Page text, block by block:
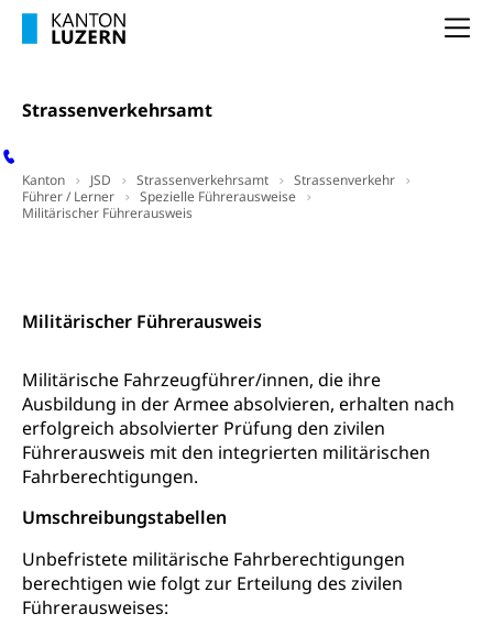
Strassenverkehrsamt
Kanton JSD Strassenverkehrsamt
Strassenverkehr
Führer / Lerner
Spezielle Führerausweise
Militärischer Führerausweis
Militärischer Führerausweis
Militärische Fahrzeugführer/innen, die ihre
Ausbildung in der Armee absolvieren, erhalten nach
erfolgreich absolvierter Prüfung den zivilen
Führerausweis mit den integrierten militärischen
Fahrberechtigungen.
Umschreibungstabellen
Unbefristete militärische Fahrberechtigungen
berechtigen wie folgt zur Erteilung des zivilen
Führerausweises:
Schuldienste
Schulliste
Fachhochschule Zentralschweiz, HSLU,
Pädagogische Hochschule Luzern, PH Luzern, UniLU,
Fachstelle Hochschulbildung
Kindertagesstätte, Spielgruppe, Tagesmutter,
Freiwilliges Kindergarten Jahr
Frühe Sprachförderung
Frühe Förderung
Konsumentenrechte, Produktsicherheit,
Preisüberwachung, Preisüberwacher,
Konsumentenorganisation, parallele Einfuhr,
regionale Erschöpfung, nationale Erschöpfung,
internationale Erschöpfung, Preisabsprache, Kartell,
Verbraucherschutz
Unfallversicherung, Berufsunfallversicherung,
Krankheit, Unfall, Prämienverbilligung,
Krankenkasse